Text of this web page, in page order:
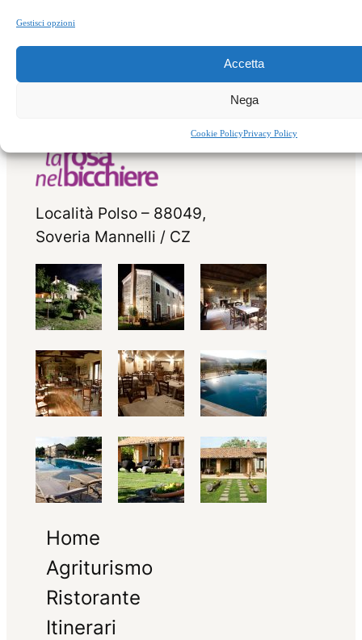
Gestisci opzioni
Accetta
Nega
Cookie PolicyPrivacy Policy
Località Polso – 88049,
Soveria Mannelli / CZ
Home
Agriturismo
Ristorante
Itinerari